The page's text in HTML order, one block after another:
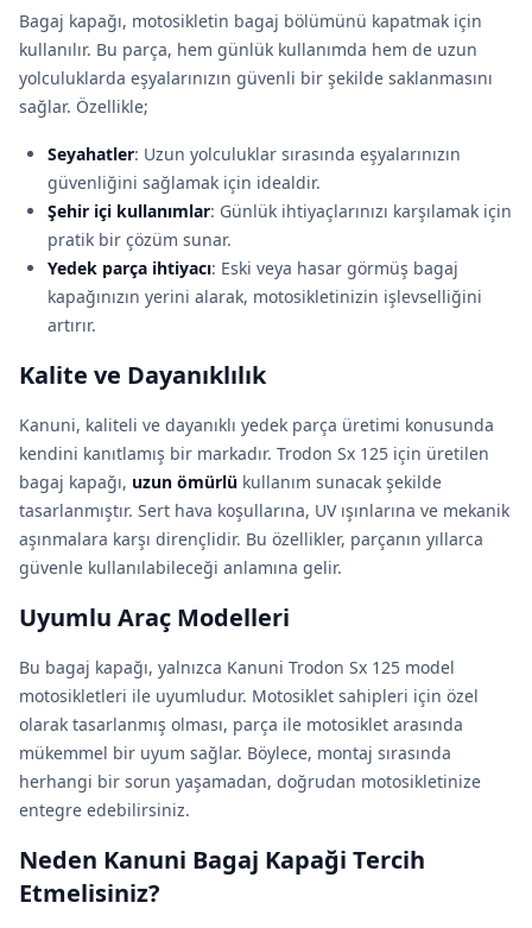
Bagaj kapağı, motosikletin bagaj bölümünü kapatmak için
kullanılır. Bu parça, hem günlük kullanımda hem de uzun
yolculuklarda eşyalarınızın güvenli bir şekilde saklanmasını
sağlar. Özellikle;
Seyahatler: Uzun yolculuklar sırasında eşyalarınızın
güvenliğini sağlamak için idealdir.
Şehir içi kullanımlar: Günlük ihtiyaçlarınızı karşılamak için
pratik bir çözüm sunar.
Yedek parça ihtiyacı: Eski veya hasar görmüş bagaj
kapağınızın yerini alarak, motosikletinizin işlevselliğini
artırır.
Kalite ve Dayanıklılık
Kanuni, kaliteli ve dayanıklı yedek parça üretimi konusunda
kendini kanıtlamış bir markadır. Trodon Sx 125 için üretilen
bagaj kapağı, uzun ömürlü kullanım sunacak şekilde
tasarlanmıştır. Sert hava koşullarına, UV ışınlarına ve mekanik
aşınmalara karşı dirençlidir. Bu özellikler, parçanın yıllarca
güvenle kullanılabileceği anlamına gelir.
Uyumlu Araç Modelleri
Bu bagaj kapağı, yalnızca Kanuni Trodon Sx 125 model
motosikletleri ile uyumludur. Motosiklet sahipleri için özel
olarak tasarlanmış olması, parça ile motosiklet arasında
mükemmel bir uyum sağlar. Böylece, montaj sırasında
herhangi bir sorun yaşamadan, doğrudan motosikletinize
entegre edebilirsiniz.
Neden Kanuni Bagaj Kapaği Tercih
Etmelisiniz?